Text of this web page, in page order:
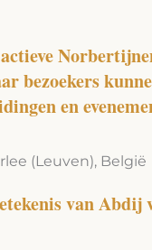
bezoekers
en
(Leuven), België
van Abdij